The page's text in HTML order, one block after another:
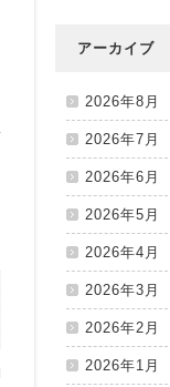
アーカイブ
2026年8月
2026年7月
2026年6月
2026年5月
2026年4月
2026年3月
2026年2月
2026年1月